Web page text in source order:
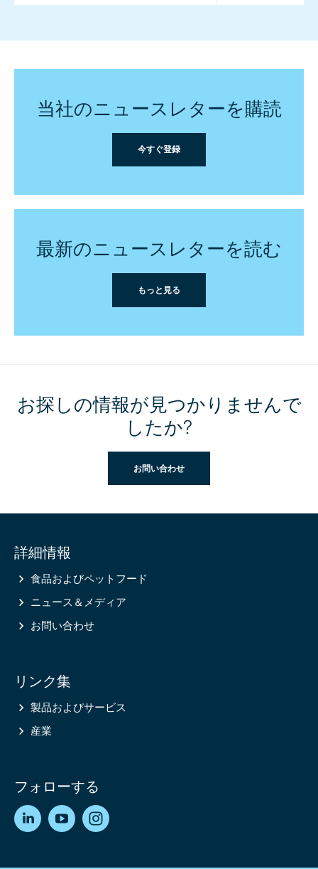
当社のニュースレターを購読
今すぐ登録
最新のニュースレターを読む
もっと見る
お探しの情報が見つかりませんで
したか?
お問い合わせ
information
詳細情報
食品およびペットフード
ニュース＆メディア
お問い合わせ
リンク集
製品およびサービス
産業
フォローする
LinkedInYouTube